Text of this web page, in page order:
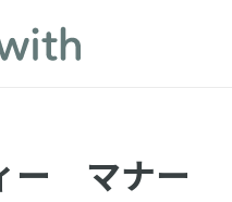
ー マナー